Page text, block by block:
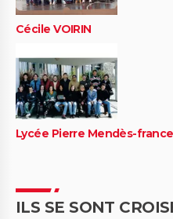
Cécile VOIRIN
Lycée Pierre Mendès-france
ILS SE SONT